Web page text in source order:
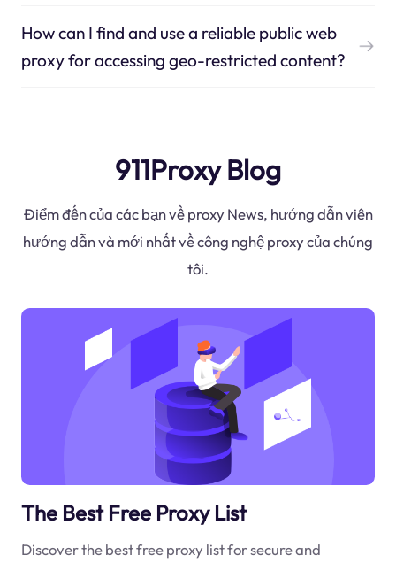
How can I find and use a reliable public web
proxy for accessing geo-restricted content?
911Proxy Blog
Điểm đến của các bạn về proxy News, hướng dẫn viên
hướng dẫn và mới nhất về công nghệ proxy của chúng
tôi.
The Best Free Proxy List
Discover the best free proxy list for secure and